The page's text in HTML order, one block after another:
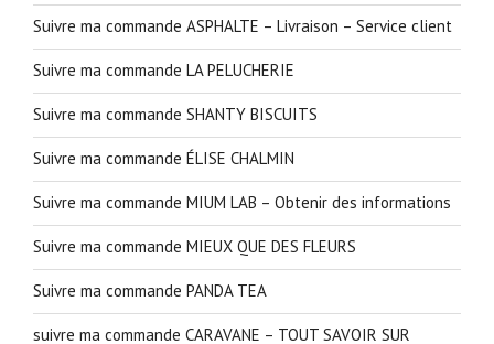
Suivre ma commande ASPHALTE – Livraison – Service client
Suivre ma commande LA PELUCHERIE
Suivre ma commande SHANTY BISCUITS
Suivre ma commande ÉLISE CHALMIN
Suivre ma commande MIUM LAB – Obtenir des informations
Suivre ma commande MIEUX QUE DES FLEURS
Suivre ma commande PANDA TEA
suivre ma commande CARAVANE – TOUT SAVOIR SUR